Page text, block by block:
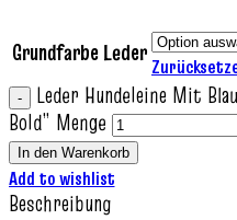
Grundfarbe Leder
Leder Hundeleine Mit
Bold” Menge
In den Warenkorb
Add to wishlist
Beschreibung